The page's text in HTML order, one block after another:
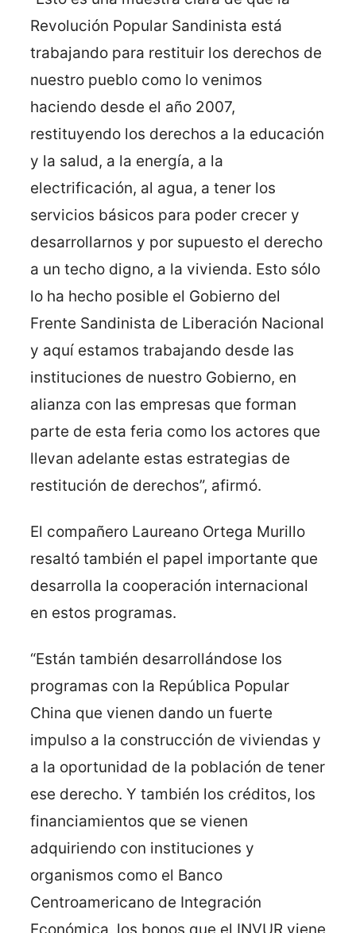
Revolución Popular Sandinista está
trabajando para restituir los derechos de
nuestro pueblo como lo venimos
haciendo desde el año 2007,
restituyendo los derechos a la educación
y la salud, a la energía, a la
electrificación, al agua, a tener los
servicios básicos para poder crecer y
desarrollarnos y por supuesto el derecho
a un techo digno, a la vivienda. Esto sólo
lo ha hecho posible el Gobierno del
Frente Sandinista de Liberación Nacional
y aquí estamos trabajando desde las
instituciones de nuestro Gobierno, en
alianza con las empresas que forman
parte de esta feria como los actores que
llevan adelante estas estrategias de
restitución de derechos”, afirmó.
El compañero Laureano Ortega Murillo
resaltó también el papel importante que
desarrolla la cooperación internacional
en estos programas.
“Están también desarrollándose los
programas con la República Popular
China que vienen dando un fuerte
impulso a la construcción de viviendas y
a la oportunidad de la población de tener
ese derecho. Y también los créditos, los
financiamientos que se vienen
adquiriendo con instituciones y
organismos como el Banco
Centroamericano de Integración